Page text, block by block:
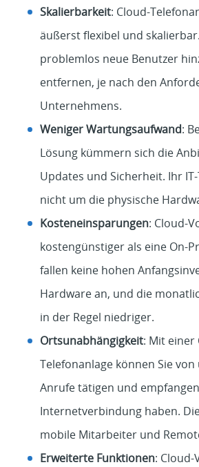
Skalierbarkeit: Cloud-
äußerst flexibel und
problemlos neue Benutzer
entfernen, je nach den
Unternehmens.
Weniger Wartungsaufwand:
Lösung kümmern sich die
Updates und Sicherheit. Ihr
nicht um die physische
Kosteneinsparungen: Cloud-
kostengünstiger als eine On-
fallen keine hohen
Hardware an, und die
in der Regel niedriger.
Ortsunabhängigkeit: Mit einer
Telefonanlage können Sie
Anrufe tätigen und
Internetverbindung haben.
mobile Mitarbeiter und
Erweiterte Funktionen: Cloud-